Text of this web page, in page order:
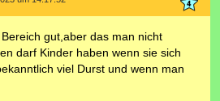
gut,aber das man nicht
darf Kinder haben wenn sie sich
viel Durst und wenn man